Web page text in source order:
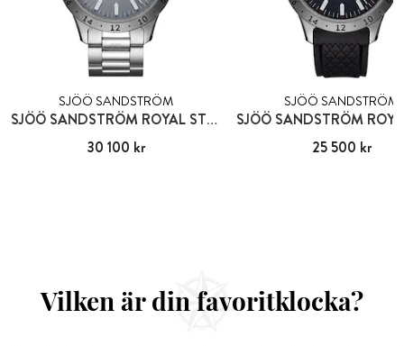
SJÖÖ SANDSTRÖM
SJÖÖ SANDSTRÖM ROYAL STEEL WORLDTIMER
Pris:30 100 kr
30 100 kr
SJÖÖ SANDSTRÖM
Pris:25 500 kr
25 500 kr
Vilken är din favoritklocka?